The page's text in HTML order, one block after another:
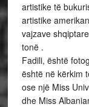
artistike të
artistike
vajzave
tonë .
Fadili, është
është në kërkim
ose një Miss
dhe Miss